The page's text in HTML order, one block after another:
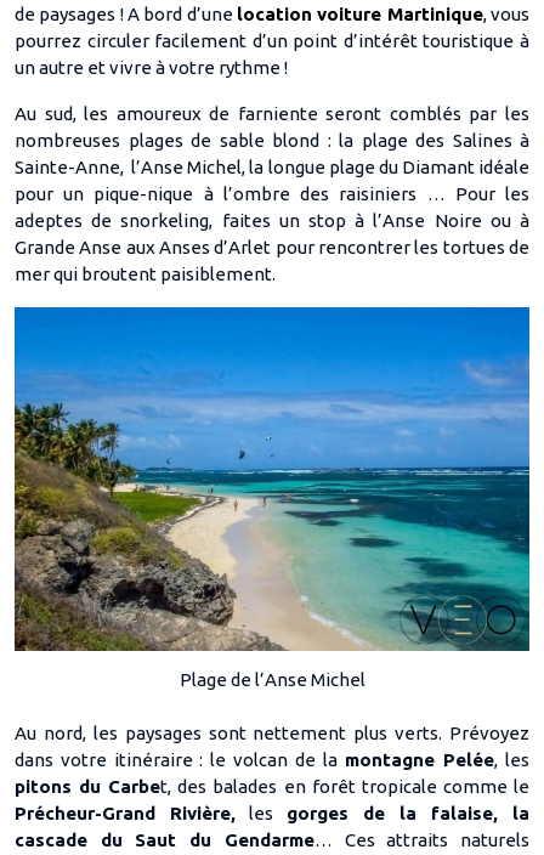
de paysages ! A bord d’une location voiture Martinique, vous
pourrez circuler facilement d’un point d’intérêt touristique à
un autre et vivre à votre rythme !
Au sud, les amoureux de farniente seront comblés par les
nombreuses plages de sable blond : la plage des Salines à
Sainte-Anne, l’Anse Michel, la longue plage du Diamant idéale
pour un pique-nique à l’ombre des raisiniers … Pour les
adeptes de snorkeling, faites un stop à l’Anse Noire ou à
Grande Anse aux Anses d’Arlet pour rencontrer les tortues de
mer qui broutent paisiblement.
Plage de l’Anse Michel
Au nord, les paysages sont nettement plus verts. Prévoyez
dans votre itinéraire : le volcan de lamontagne Pelée, les
pitons du Carbet, des balades en forêt tropicale comme le
Précheur-Grand Rivière, les gorges de la falaise, la
cascade du Saut du Gendarme… Ces attraits naturels